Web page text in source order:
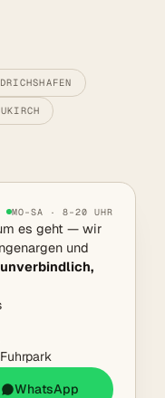
MO–SA · 8–20 UHR
es geht — wir
und
WhatsApp